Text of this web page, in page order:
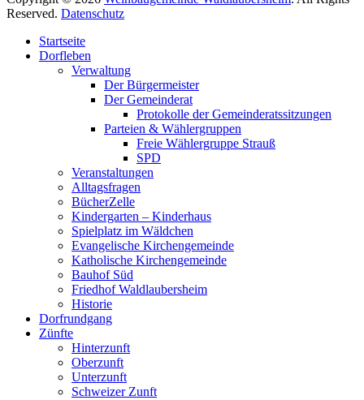
Reserved. Datenschutz
oben
scrollen
Startseite
Dorfleben
Verwaltung
Der Bürgermeister
Der Gemeinderat
Protokolle der Gemeinderatssitzungen
Parteien & Wählergruppen
Freie Wählergruppe Strauß
SPD
Veranstaltungen
Alltagsfragen
BücherZelle
Kindergarten – Kinderhaus
Spielplatz im Wäldchen
Evangelische Kirchengemeinde
Katholische Kirchengemeinde
Bauhof Süd
Friedhof Waldlaubersheim
Historie
Dorfrundgang
Zünfte
Hinterzunft
Oberzunft
Unterzunft
Schweizer Zunft